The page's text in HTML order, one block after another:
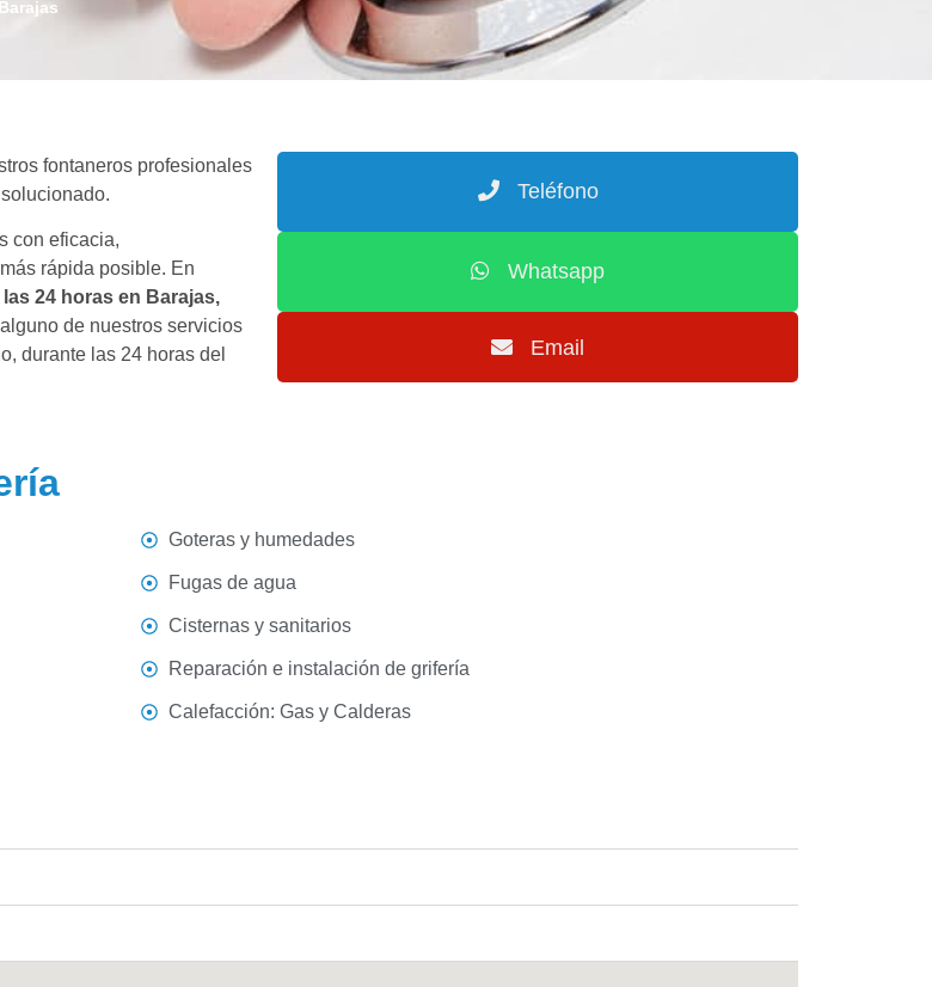
fontaneros profesionales
con eficacia,
rápida posible. En
24 horas en Barajas,
de nuestros servicios
durante las 24 horas del
Teléfono
Whatsapp
Email
Goteras y humedades
Fugas de agua
Cisternas y sanitarios
Reparación e instalación de grifería
Calefacción: Gas y Calderas